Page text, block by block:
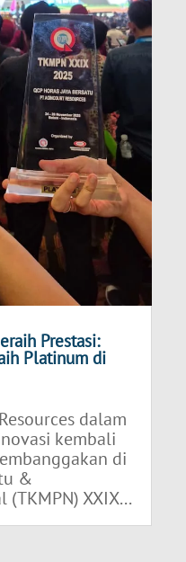
Prestasi:
Platinum di
dalam
kembali
di
&
XXIX...